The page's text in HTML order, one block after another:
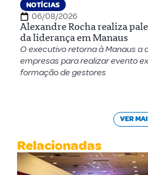
NOTÍCIAS
06/08/2026
Alexandre Rocha realiza
da liderança em Manaus
O executivo retorna à Manaus a
empresas para realizar evento
formação de gestores
VER
Relacionadas